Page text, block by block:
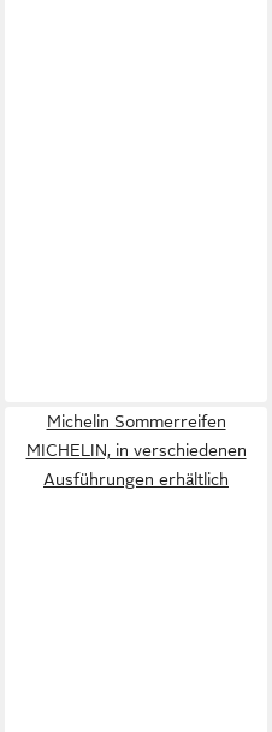
Michelin Sommerreifen
MICHELIN, in verschiedenen
Ausführungen erhältlich